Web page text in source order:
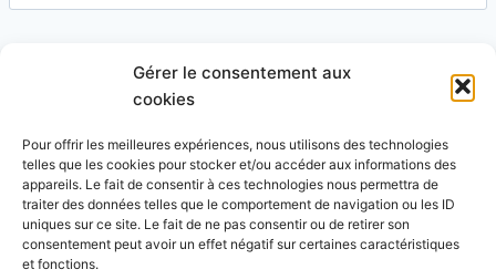
Gérer le consentement aux
cookies
Pour offrir les meilleures expériences, nous utilisons des technologies
telles que les cookies pour stocker et/ou accéder aux informations des
appareils. Le fait de consentir à ces technologies nous permettra de
traiter des données telles que le comportement de navigation ou les ID
uniques sur ce site. Le fait de ne pas consentir ou de retirer son
consentement peut avoir un effet négatif sur certaines caractéristiques
et fonctions.
Ce site utilise Akismet pour réduire les indésirables.
En savoir plus sur la façon dont les données de vos